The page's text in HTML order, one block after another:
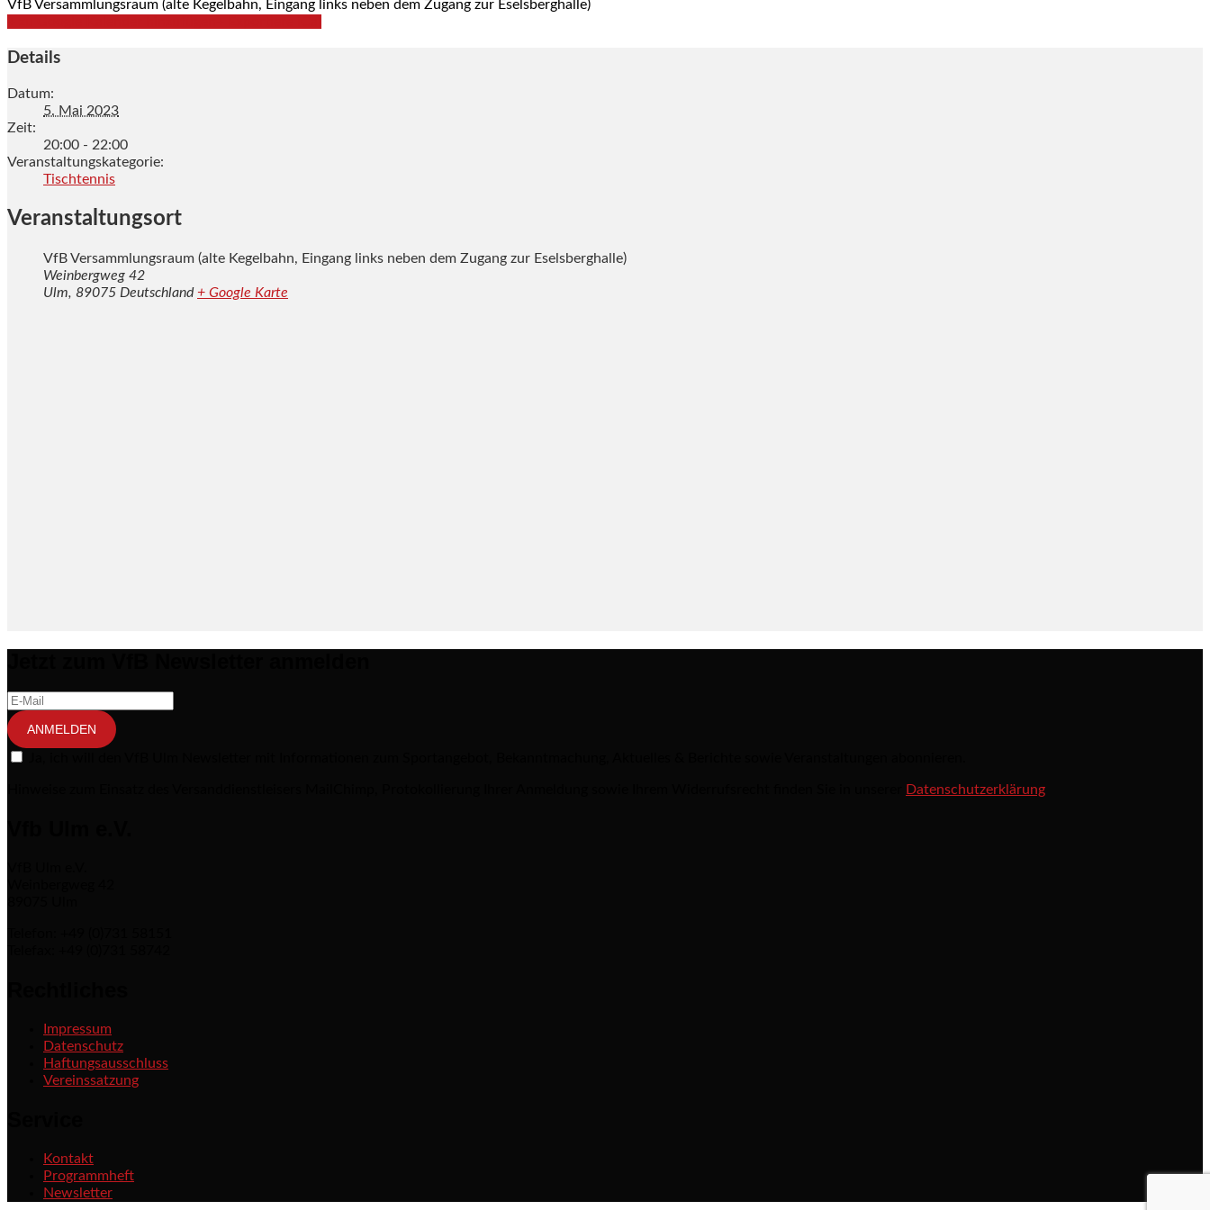
VfB Versammlungsraum (alte Kegelbahn, Eingang links neben dem Zugang zur Eselsberghalle)
Details
Datum:
5. Mai 2023
Zeit:
20:00 - 22:00
Veranstaltungskategorie:
Tischtennis
Veranstaltungsort
VfB Versammlungsraum (alte Kegelbahn, Eingang links neben dem Zugang zur Eselsberghalle)
Weinbergweg 42
Ulm, 89075 Deutschland + Google Karte
ANMELDEN
Datenschutzerklärung
Impressum
Datenschutz
Haftungsausschluss
Vereinssatzung
Kontakt
Programmheft
Newsletter